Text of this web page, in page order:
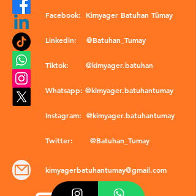
Facebook: Kimyager Batuhan Tümay
Linkedin: @Batuhan_Tumay
Tiktok: @kimyager.batuhan
Whatsapp: @kimyager.batuhantumay
Instagram: @kimyager.batuhantumay
Twitter: @Batuhan_Tumay
kimyagerbatuhantumay@gmail.com